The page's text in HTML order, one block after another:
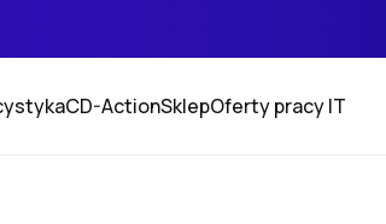
CD-ActionSklepOferty pracy IT